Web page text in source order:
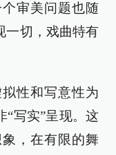
审美问题也随
一切，戏曲特有
性和写意性为
“写实”呈现。这
，在有限的舞